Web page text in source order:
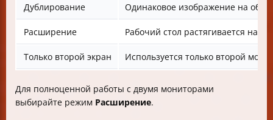
Дублирование Одинаковое изображение на
Расширение Рабочий стол растягивается на
Только второй экран Используется только второй
Для полноценной работы с двумя мониторами
выбирайте режим Расширение.